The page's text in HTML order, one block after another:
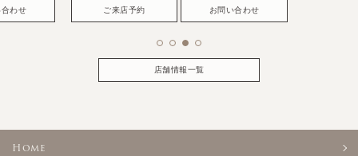
わせ ご来店予約 お問い合わせ
店舗情報一覧
Home